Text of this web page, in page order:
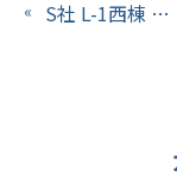
« S社 L-1西棟 増築工事（福井県）